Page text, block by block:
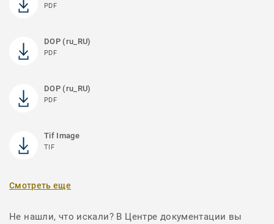
PDF
DOP (ru_RU)
PDF
DOP (ru_RU)
PDF
Tif Image
TIF
Смотреть еще
Не нашли, что искали? В Центре документации вы